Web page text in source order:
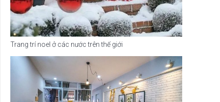
Trang trí noel ở các nước trên thế giới